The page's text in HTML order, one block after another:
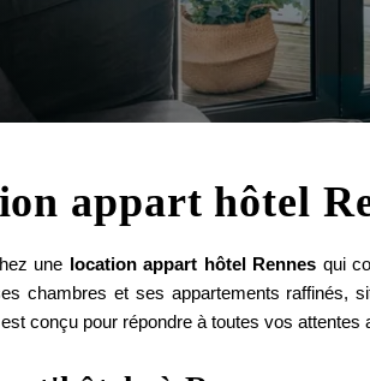
appart hôtel
une location appart hôtel Rennes qui
chambres et ses appartements raffinés,
conçu pour répondre à toutes vos attentes